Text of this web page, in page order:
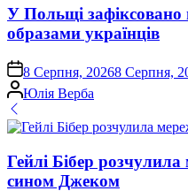
У Польщі зафіксовано
образами українців
on8 Серпня, 20268 Серпня,
Опубліковано
Юлія Верба
Гейлі Бібер
сином Джеком